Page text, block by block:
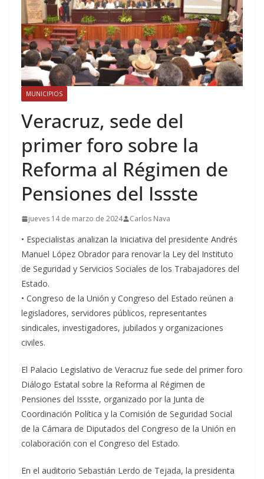
MUNICIPIOS
Veracruz, sede del
primer foro sobre la
Reforma al Régimen de
Pensiones del Issste
jueves 14 de marzo de 2024 Carlos Nava
• Especialistas analizan la Iniciativa del presidente Andrés
Manuel López Obrador para renovar la Ley del Instituto
de Seguridad y Servicios Sociales de los Trabajadores del
Estado.
• Congreso de la Unión y Congreso del Estado reúnen a
legisladores, servidores públicos, representantes
sindicales, investigadores, jubilados y organizaciones
civiles.
El Palacio Legislativo de Veracruz fue sede del primer foro
Diálogo Estatal sobre la Reforma al Régimen de
Pensiones del Issste, organizado por la Junta de
Coordinación Política y la Comisión de Seguridad Social
de la Cámara de Diputados del Congreso de la Unión en
colaboración con el Congreso del Estado.
En el auditorio Sebastián Lerdo de Tejada, la presidenta